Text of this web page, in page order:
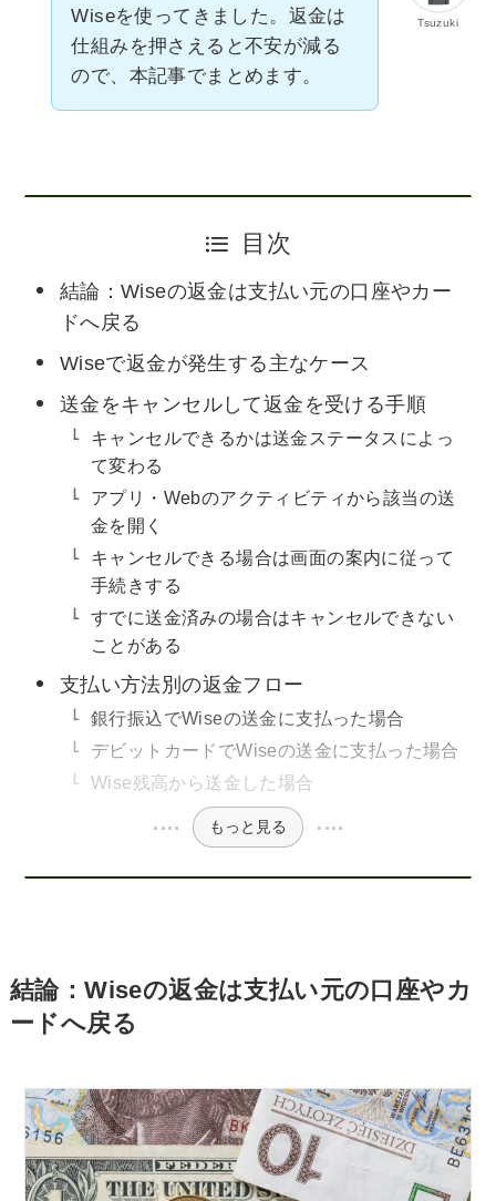
Tsuzuki
Wiseを使ってきました。返金は
仕組みを押さえると不安が減る
ので、本記事でまとめます。
目次
結論：Wiseの返金は支払い元の口座やカー
ドへ戻る
Wiseで返金が発生する主なケース
送金をキャンセルして返金を受ける手順
キャンセルできるかは送金ステータスによっ
て変わる
アプリ・Webのアクティビティから該当の送
金を開く
キャンセルできる場合は画面の案内に従って
手続きする
すでに送金済みの場合はキャンセルできない
ことがある
支払い方法別の返金フロー
銀行振込でWiseの送金に支払った場合
デビットカードでWiseの送金に支払った場合
Wise残高から送金した場合
もっと見る
結論：Wiseの返金は支払い元の口座やカ
ードへ戻る